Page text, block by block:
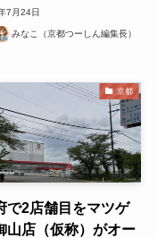
7月24日
みなこ（京都つーしん編集長）
京都
で2店舗目をマツゲ
山店（仮称）がオー